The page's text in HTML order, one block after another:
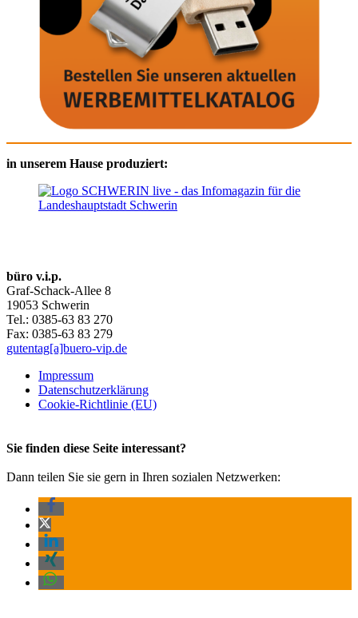
in unserem Hause produziert:
büro v.i.p.
Graf-Schack-Allee 8
19053 Schwerin
Tel.: 0385-63 83 270
Fax: 0385-63 83 279
gutentag[a]buero-vip.de
Impressum
Datenschutz­erklärung
Cookie-Richtlinie (EU)
Sie finden diese Seite interessant?
Dann teilen Sie sie gern in Ihren sozialen Netzwerken: